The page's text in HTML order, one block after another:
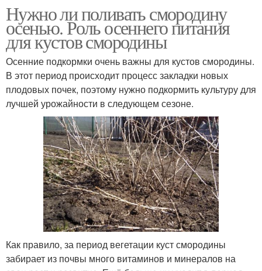
Нужно ли поливать смородину
осенью. Роль осеннего питания
для кустов смородины
Осенние подкормки очень важны для кустов смородины.
В этот период происходит процесс закладки новых
плодовых почек, поэтому нужно подкормить культуру для
лучшей урожайности в следующем сезоне.
Как правило, за период вегетации куст смородины
забирает из почвы много витаминов и минералов на